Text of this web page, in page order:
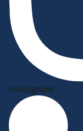
Instagram